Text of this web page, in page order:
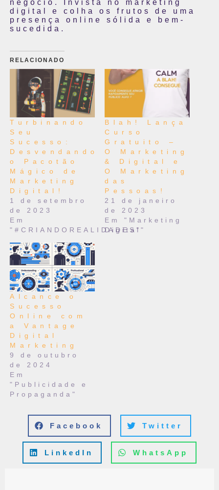
negócio. Invista no marketing
digital e colha os frutos de uma
presença online sólida e bem-
sucedida.
RELACIONADO
Turbinando
Seu
Sucesso:
Desvendando
o Pacotão
Mágico de
Marketing
Digital!
1 de setembro
de 2023
Em
"#CRIANDOREALIDADES"
Blah! Lança
Curso
Gratuito –
O Marketing
& Digital e
O Marketing
das
Pessoas!
21 de janeiro
de 2023
Em "Marketing
Digital"
Alcance o
Sucesso
Online com
a Vantage
Digital
Marketing
9 de outubro
de 2024
Em
"Publicidade e
Propaganda"
Facebook Twitter
LinkedIn WhatsApp